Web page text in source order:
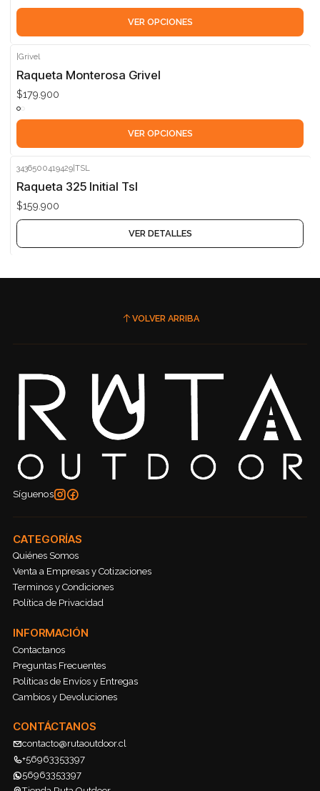
VER OPCIONES
|Grivel
Raqueta Monterosa Grivel
$179.900
VER OPCIONES
3436500419429|TSL
Raqueta 325 Initial Tsl
$159.900
VER DETALLES
VOLVER ARRIBA
Síguenos
CATEGORÍAS
Quiénes Somos
Venta a Empresas y Cotizaciones
Terminos y Condiciones
Política de Privacidad
INFORMACIÓN
Contactanos
Preguntas Frecuentes
Políticas de Envíos y Entregas
Cambios y Devoluciones
CONTÁCTANOS
contacto@rutaoutdoor.cl
+56963353397
56963353397